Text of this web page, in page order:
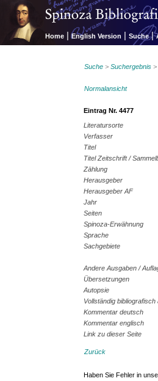
Home | English Version | Suche |
Suche >Suchergebnis >
Normalansicht
Eintrag Nr. 4477
Literatursorte
Verfasser
Titel
Titel Zeitschrift /
Zählung
Herausgeber
Herausgeber AF
Jahr
Seiten
Spinoza-Erwähnung
Sprache
Sachgebiete
Andere Ausgaben /
Übersetzungen
Autopsie
Vollständig
Kommentar deutsch
Kommentar englisch
Link zu dieser Seite
Zurück
Haben Sie Fehler in